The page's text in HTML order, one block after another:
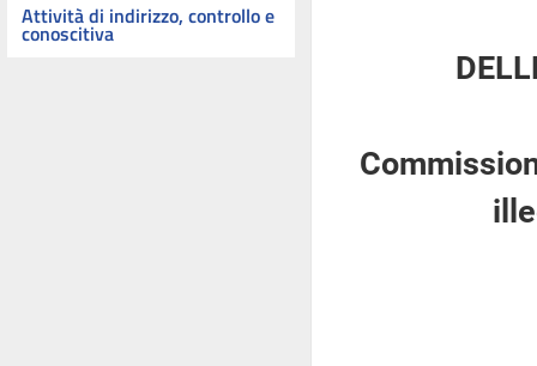
Attività di indirizzo, controllo e
conoscitiva